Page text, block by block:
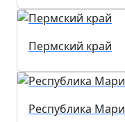
Пермский край
Республика